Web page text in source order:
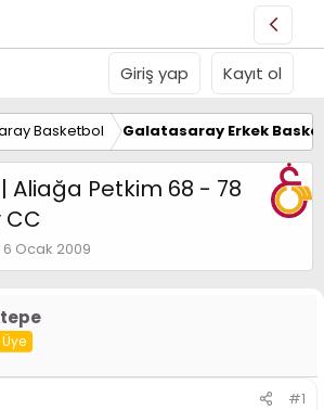
Giriş yap Kayıt ol
Basketbol Galatasaray Erkek
| Aliağa Petkim 68 - 78
B
a
l
a
n
ı
6 Ocak 2009
Üye
#1